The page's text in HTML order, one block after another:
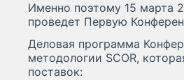
Именно поэтому 15 марта
проведет Первую
Деловая программа
методологии SCOR,
поставок: